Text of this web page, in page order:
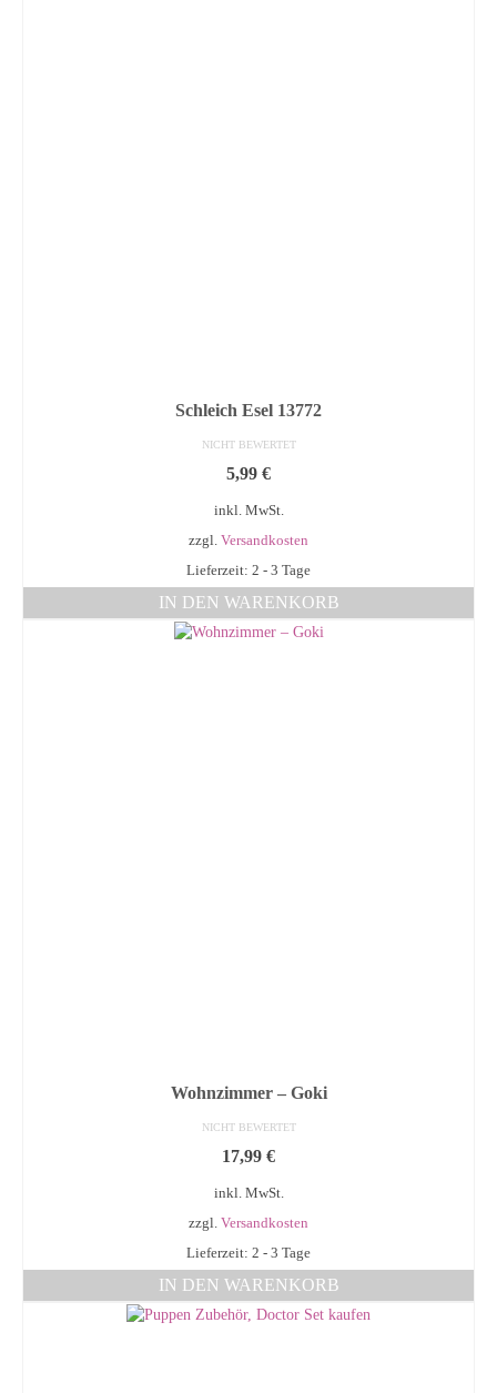
Schleich Esel 13772
NICHT BEWERTET
5,99 €
inkl. MwSt.
zzgl. Versandkosten
Lieferzeit: 2 - 3 Tage
IN DEN WARENKORB
Wohnzimmer – Goki
NICHT BEWERTET
17,99 €
inkl. MwSt.
zzgl. Versandkosten
Lieferzeit: 2 - 3 Tage
IN DEN WARENKORB